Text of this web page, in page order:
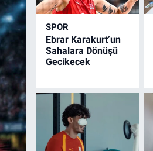
SPOR
Ebrar Karakurt’un
Sahalara Dönüşü
Gecikecek